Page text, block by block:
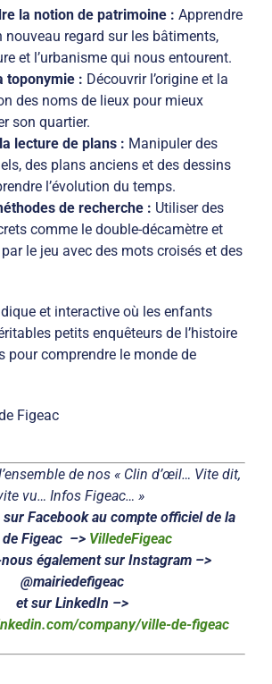
la notion de patrimoine : Apprendre
nouveau regard sur les bâtiments,
et l’urbanisme qui nous entourent.
toponymie : Découvrir l’origine et la
des noms de lieux pour mieux
son quartier.
lecture de plans : Manipuler des
des plans anciens et des dessins
l’évolution du temps.
de recherche : Utiliser des
comme le double-décamètre et
le jeu avec des mots croisés et des
et interactive où les enfants
petits enquêteurs de l’histoire
pour comprendre le monde de
Figeac
de nos « Clin d’œil… Vite dit,
vu… Infos Figeac… »
Facebook au compte officiel de la
de Figeac –> VilledeFigeac
également sur Instagram –>
@mairiedefigeac
et sur LinkedIn –>
company/ville-de-figeac